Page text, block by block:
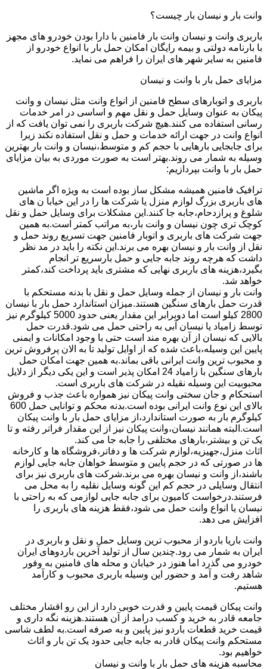
وانت بار و نیسان بار چیست؟
باربری وانت و نیسان وانت بار فامنین با دارا بودن خودرو های مجهز
با بارنامه دولتی و بیمه رایگان امکان حمل بار با انواع خودرو از
فامنین به سایر شهر های ایران را فراهم می نماید.
مزایای حمل بار با وانت و نیسان
باربری و اتوبارهای سطح فامنین از انواع وانت مثل نیسان و وانت
پیکان به عنوان وسایل حمل و نقل مهم و اساسی در امر خدمات
رسانی استفاده می کنند.هیچ شرکت باربری را نمی توان یافت که از
انواع وانت در جهت ارائه خدمات و حمل و نقل استفاده نکند زیرا
برای جابجایی بارهایی با حجم کم و متوسط،نیسان و وانت بار بهترین
وسیله به شمار می روند.بهتر است به صورت موردی به بیان مزایای
حمل بار با وانت بپردازیم:
ترافیک فامنین همیشه مشکل ساز بوده است به ویژه اگر ماشین
های باربری بزرگ لوازم منزل یا شرکت ها را در این خیابا ن های
شلوغ و پرازدحام،جابه جا کنند.این مشکلات برای وسایل حمل و نقل
کوچک تری چون نیسان و وانت بار،به مراتب کمتر است.به همین
جهت شرکت های باربری و اتوبار فامنین جهت تسریع روند حمل و
نقل از وانت بار و نیسان بهره می برند.این نکته را باید در مد نظر
داشت که هرچه روند جابه جایی و حمل بارسریع تر انجام
بگیرد،هزینه های باربری نهایی که مشتری باید پرداخت کند،کمتر
خواهد شد.
وانت بار و نیسان از جمله وسایل حمل و نقل با بدنه مستحکم با
قدرت حمل بارهای سنگین هستند.میزان استاندارد حمل بار با نیسان
2800 کیلو است اما دوبرابر این مقدار یعنی حدود 5000 کیلوگرم نیز
توسط زامیاد یا نیسان آبی به راحتی حمل می شود.قدرت حمل
بالایی که نیسان از آن بهره مند است حتی با وجود امکانات و ایمنی
پایین این وسیله،باعث شده که از اوایل تولید تا به الان پرفروش ترین
و محبوب ترین وانت ایرانی باقی بماند.به همین جهت امکان حمل
بارهای سنگین با زامیاد 24 امکان پذیر است و این یکی دیگر از دلایل
محبوبیت این وسیله نقیله در شرکت های باربری است.
استحکام و جان سختی وانت پیکان نیز همواره باعث جذب و فروش
بالای این نوع وانت ایرانی بوده است.بدنه محکم و توانایی حمل 600
کیلوگرم بار به صورت استاندارد،از مزایای حمل بار با وانت پیکان
است.البته همانند نیسان،وانت پیکان نیز از این مقدار فراتر رفته و تا
یک تن و بیشتر،بارهای مختلفی را جابه جا می کند.
اثاث منزل،جهیزیه،لوازم شرکت ها و دفاتر،فروشگاه ها و کارخانه
ها در صورتی که در حجم پایین و متوسط خواهان جابه جایی لوازم
باشند،از وانت و نیسان بهره می برند.شرکت های باربری نیز برای
انتقال وسایلی در حجم کم این گونه وسایل نقلیه را به محل می
فرستند.درخواست کامیون برای جابه جایی لوازمی که به راحتی با
نیسان یا انواع وانت حمل می شود،فقط هزینه های باربری را
افزایش می دهد.
وانت باریا باردو از محبوب ترین وسایل حمل و نقل و باربری در
ایران به شمار می رود.چندین سال از تولید آخرین باردوهای ایران
خودرو می گذرد اما هنوز در خیابان و محله های فامنین به وفور
شاهد رفت و آمد و حضور این وسیله باربری محبوب و کارآمد
هستیم.
وانت پیکان قیمت پایین و قدرت خوبی دارد از این رو اقشار مختلف
جامعه قادر به خرید و کسب درامد از آن هستند.هزینه نگه داری و
قیمت خرید قطعات باردو نیز پایین و به صرفه است.به لطف شاسی
مستحکم وانت پیکان قادر به جابه جایی حدود یک تن بار و اثاث
خواهیم بود.
محاسبه هزینه های حمل بار با وانت و نیسان